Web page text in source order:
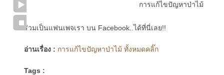
การแก้ไขปัญหาป่าไม้
ร่วมเป็นแฟนเพจเรา บน Facebook..ได้ที่นี่เลย!!
อ่านเรื่อง : การแก้ไขปัญหาป่าไม้ ทั้งหมดคลิ๊ก
Tags :